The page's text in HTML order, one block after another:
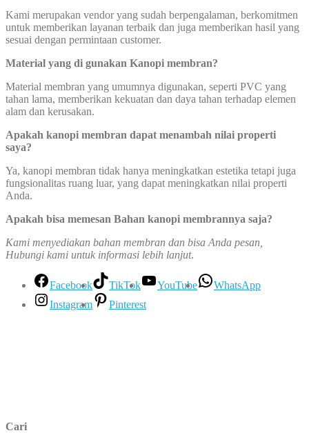
Kami merupakan vendor yang sudah berpengalaman, berkomitmen
untuk memberikan layanan terbaik dan juga memberikan hasil yang
sesuai dengan permintaan customer.
Material yang di gunakan Kanopi membran?
Material membran yang umumnya digunakan, seperti PVC yang
tahan lama, memberikan kekuatan dan daya tahan terhadap elemen
alam dan kerusakan.
Apakah kanopi membran dapat menambah nilai properti
saya?
Ya, kanopi membran tidak hanya meningkatkan estetika tetapi juga
fungsionalitas ruang luar, yang dapat meningkatkan nilai properti
Anda.
Apakah bisa memesan Bahan kanopi membrannya saja?
Kami menyediakan bahan membran dan bisa Anda pesan,
Hubungi kami untuk informasi lebih lanjut.
Facebook TikTok YouTube
WhatsApp
Instagram
Pinterest
Cari